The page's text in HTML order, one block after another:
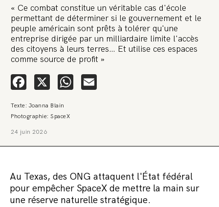
« Ce combat constitue un véritable cas d'école
permettant de déterminer si le gouvernement et le
peuple américain sont prêts à tolérer qu'une
entreprise dirigée par un milliardaire limite l'accès
des citoyens à leurs terres… Et utilise ces espaces
comme source de profit »
Facebook
X WhatsApp
Texte: Joanna Blain
Photographie: SpaceX
24 juin 2026
Au Texas, des ONG attaquent l'État fédéral
pour empêcher SpaceX de mettre la main sur
une réserve naturelle stratégique.
🚨 L’heure est grave. Une
multinationale tente d’anéantir La
Relève et La Peste 🤯
attaque en justice. Vous savez comment cela s’appelle ?
Une procédure bâillon. Notre tort ? Avoir voulu protéger
veut nous faire taire. Cette procédure bâillon vise à nous affaiblir et,
aujourd’hui une grande campagne de soutien avec un premier
Commander le pack